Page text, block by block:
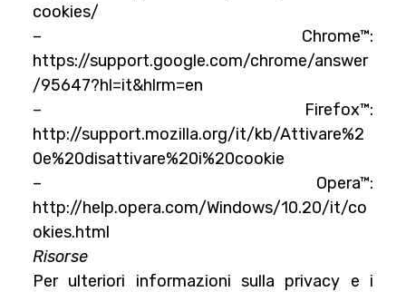
cookies/
– Chrome™:
https://support.google.com/chrome/answer
/95647?hl=it&hlrm=en
– Firefox™:
http://support.mozilla.org/it/kb/Attivare%2
0e%20disattivare%20i%20cookie
– Opera™:
http://help.opera.com/Windows/10.20/it/co
okies.html
Risorse
Per ulteriori informazioni sulla privacy e i